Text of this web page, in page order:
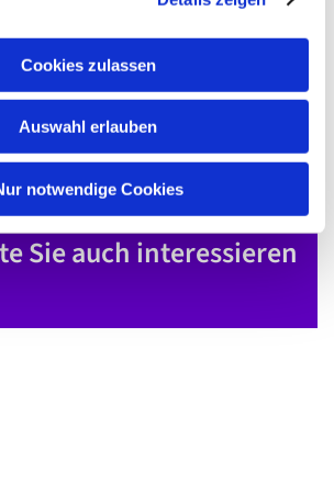
Cookies zulassen
Auswahl erlauben
notwendige Cookies
Sie auch interessieren